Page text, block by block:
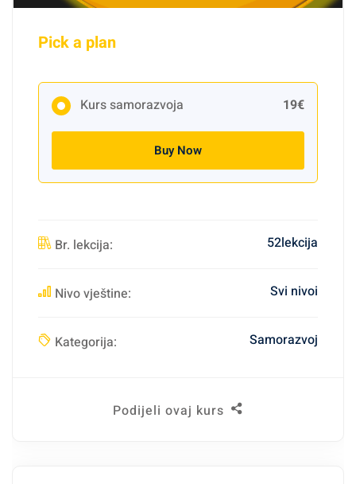
Pick a plan
Kurs samorazvoja 19€
Buy Now
Br. lekcija: 52lekcija
Nivo vještine: Svi nivoi
Kategorija: Samorazvoj
Podijeli ovaj kurs